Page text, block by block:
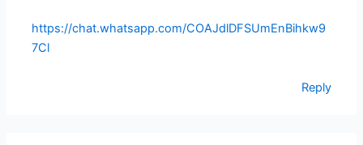
https://chat.whatsapp.com/COAJdlDFSUmEnBihkw9
7Cl
Reply